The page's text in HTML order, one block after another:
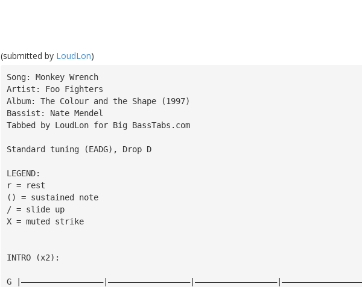
(submitted by LoudLon)
Song: Monkey Wrench
Artist: Foo Fighters
Album: The Colour and the Shape (1997)
Bassist: Nate Mendel
Tabbed by LoudLon for Big BassTabs.com
Standard tuning (EADG), Drop D
LEGEND:
r = rest
() = sustained note
/ = slide up
X = muted strike
INTRO (x2):
G